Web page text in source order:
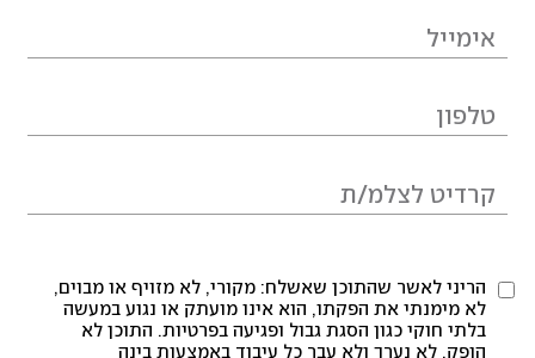
הריני לאשר שהתוכן שאשלח: מקורי, לא מזויף או מבוים,
לא מימנתי את הפקתו, הוא אינו מועתק או נגוע במעשה
בלתי חוקי כגון הסגת גבול ופגיעה בפרטיות. התוכן לא
הופק, לא נערך ולא עבר כל עיבוד באמצעות בינה